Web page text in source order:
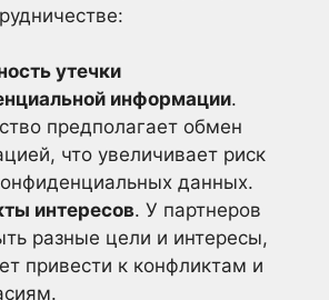
утечки
информации.
предполагает обмен
что увеличивает риск
данных.
интересов. У партнеров
разные цели и интересы,
привести к конфликтам и